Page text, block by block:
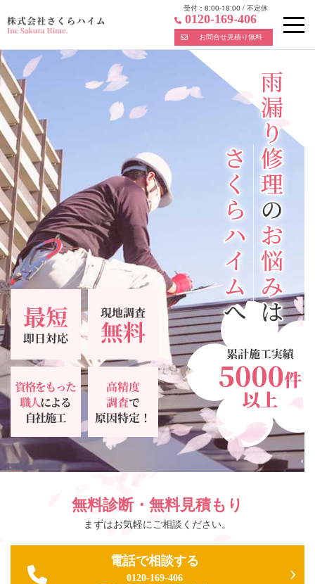
Skip
to
content
受付： 8:00-18:00 / 不定休
0120-169-406
お問合せ見積り無料
無料診断・無料見積もり
まずはお気軽にご相談ください。
電話で相談する
0120-169-406